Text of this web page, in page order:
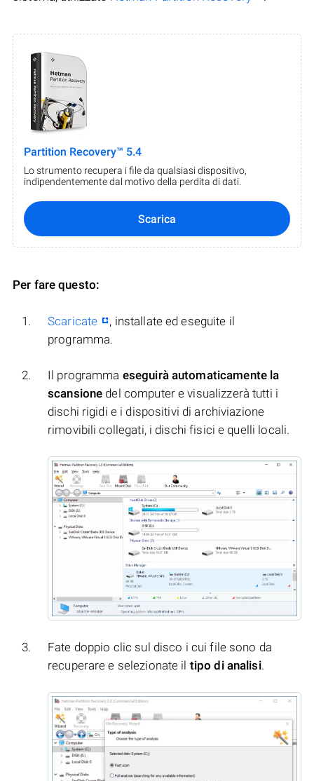
Partition Recovery™ 5.4
Lo strumento recupera i file da qualsiasi dispositivo,
indipendentemente dal motivo della perdita di dati.
Scarica
Per fare questo:
Scaricate
, installate ed eseguite il
programma.
Il programma eseguirà automaticamente la
scansione del computer e visualizzerà tutti i
dischi rigidi e i dispositivi di archiviazione
rimovibili collegati, i dischi fisici e quelli locali.
Fate doppio clic sul disco i cui file sono da
recuperare e selezionate il tipo di analisi.